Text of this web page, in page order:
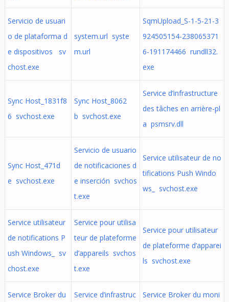
Servicio de usuari
o de plataforma d
e dispositivos sv
chost.exe
system.url syste
m.url
SqmUpload_S-1-5-21-3
924505154-238065371
6-191174466 rundll32.
exe
Sync Host_1831f8
6 svchost.exe
Sync Host_8062
b svchost.exe
Service d’infrastructure
des tâches en arrière-pl
a psmsrv.dll
Sync Host_471d
e svchost.exe
Servicio de usuario
de notificaciones d
e inserción svchos
t.exe
Service utilisateur de no
tifications Push Windo
ws_ svchost.exe
Service utilisateur
de notifications P
ush Windows_ sv
chost.exe
Service pour utilisa
teur de plateforme
d’appareils svchos
t.exe
Service pour utilisateur
de plateforme d’apparei
ls svchost.exe
Service Broker du
Service d’infrastruc
Service Broker du moni